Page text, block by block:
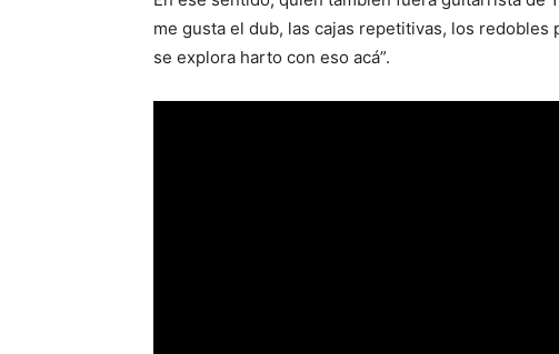
me gusta el dub, las cajas repetitivas, los
se explora harto con eso acá”.